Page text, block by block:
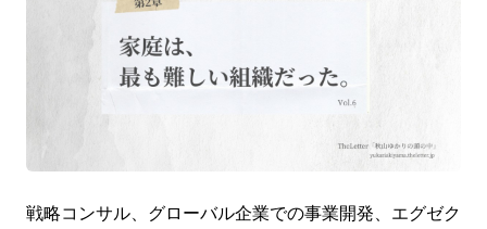
戦略コンサル、グローバル企業での事業開発、エグゼク